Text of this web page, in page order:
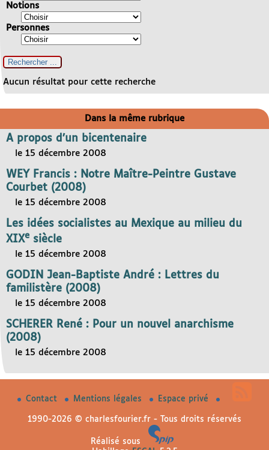
Notions
Personnes
Aucun résultat pour cette recherche
Dans la même rubrique
A propos d’un bicentenaire
le 15 décembre 2008
WEY Francis : Notre Maître-Peintre Gustave
Courbet (2008)
le 15 décembre 2008
Les idées socialistes au Mexique au milieu du
XIXe siècle
le 15 décembre 2008
GODIN Jean-Baptiste André : Lettres du
familistère (2008)
le 15 décembre 2008
SCHERER René : Pour un nouvel anarchisme
(2008)
le 15 décembre 2008
Contact Mentions légales Espace privé
1990-2026 © charlesfourier.fr - Tous droits réservés
Réalisé sous